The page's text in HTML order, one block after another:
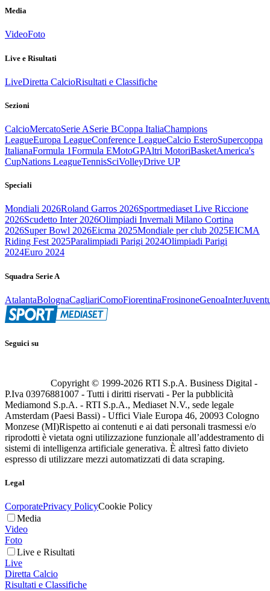
Media
VideoFoto
Live e Risultati
LiveDiretta CalcioRisultati e Classifiche
Sezioni
CalcioMercatoSerie ASerie BCoppa ItaliaChampions
LeagueEuropa LeagueConference LeagueCalcio EsteroSupercoppa
ItalianaFormula 1Formula EMotoGPAltri MotoriBasketAmerica's
CupNations LeagueTennisSciVolleyDrive UP
Speciali
Mondiali 2026Roland Garros 2026Sportmediaset Live Riccione
2026Scudetto Inter 2026Olimpiadi Invernali Milano Cortina
2026Super Bowl 2026Eicma 2025Mondiale per club 2025EICMA
Riding Fest 2025Paralimpiadi Parigi 2024Olimpiadi Parigi
2024Euro 2024
Squadra Serie A
AtalantaBolognaCagliariComoFiorentinaFrosinoneGenoaInter
Seguici su
Copyright © 1999-2026 RTI S.p.A. Business Digital -
P.Iva 03976881007 - Tutti i diritti riservati - Per la pubblicità
Mediamond S.p.A. - RTI S.p.A., Mediaset N.V., sede legale
Amsterdam (Paesi Bassi) - Uffici Viale Europa 46, 20093 Cologno
Monzese (MI)Rispetto ai contenuti e ai dati personali trasmessi e/o
riprodotti è vietata ogni utilizzazione funzionale all’addestramento di
sistemi di intelligenza artificiale generativa. È altresì fatto divieto
espresso di utilizzare mezzi automatizzati di data scraping.
Legal
CorporatePrivacy PolicyCookie Policy
Media
Video
Foto
Live e Risultati
Live
Diretta Calcio
Risultati e Classifiche